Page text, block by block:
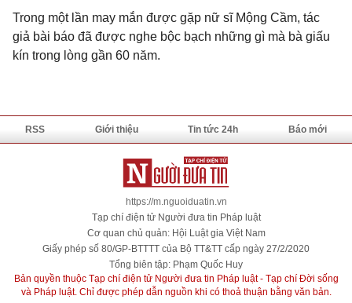
Trong một lần may mắn được gặp nữ sĩ Mộng Cầm, tác
giả bài báo đã được nghe bộc bạch những gì mà bà giấu
kín trong lòng gần 60 năm.
RSS Giới thiệu Tin tức 24h Báo mới
https://m.nguoiduatin.vn
Tạp chí điện tử Người đưa tin Pháp luật
Cơ quan chủ quản: Hội Luật gia Việt Nam
Giấy phép số 80/GP-BTTTT của Bộ TT&TT cấp ngày 27/2/2020
Tổng biên tập: Phạm Quốc Huy
Bản quyền thuộc Tạp chí điện tử Người đưa tin Pháp luật - Tạp chí Đời sống
và Pháp luật. Chỉ được phép dẫn nguồn khi có thoả thuận bằng văn bản.